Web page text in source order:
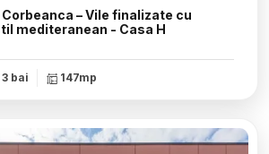
– Vile finalizate cu
mediteranean - Casa H
3 bai 147mp